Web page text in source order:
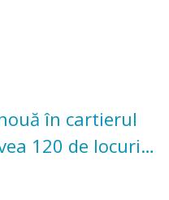
în cartierul
120 de locuri